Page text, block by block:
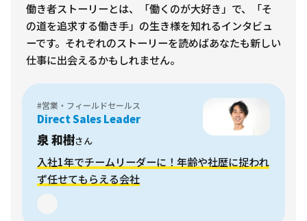
働き者ストーリーとは、「働くのが大好き」で、「そ
の道を追求する働き手」の生き様を知れるインタビュ
ーです。それぞれのストーリーを読めばあなたも新しい
仕事に出会えるかもしれません。
#営業・フィールドセールス
Direct Sales Leader
泉 和樹さん
入社1年でチームリーダーに！年齢や社歴に捉われ
ず任せてもらえる会社